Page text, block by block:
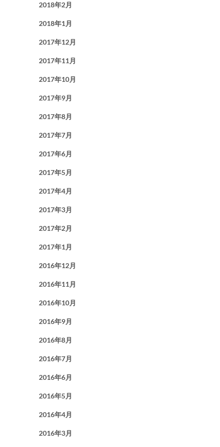
2018年2月
2018年1月
2017年12月
2017年11月
2017年10月
2017年9月
2017年8月
2017年7月
2017年6月
2017年5月
2017年4月
2017年3月
2017年2月
2017年1月
2016年12月
2016年11月
2016年10月
2016年9月
2016年8月
2016年7月
2016年6月
2016年5月
2016年4月
2016年3月